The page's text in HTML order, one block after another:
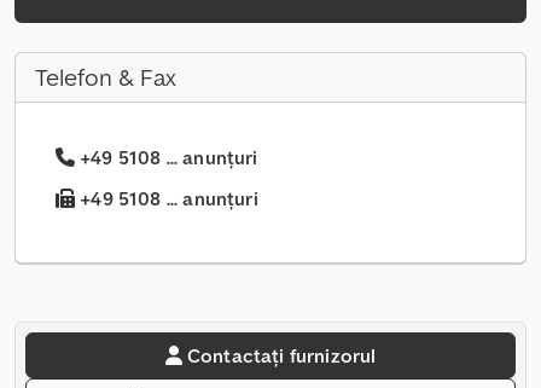
Telefon & Fax
+49 5108 ... anunțuri
+49 5108 ... anunțuri
Contactați furnizorul